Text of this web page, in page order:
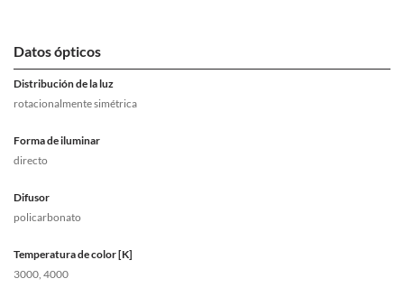
Datos ópticos
Distribución de la luz
rotacionalmente simétrica
Forma de iluminar
directo
Difusor
policarbonato
Temperatura de color [K]
3000, 4000